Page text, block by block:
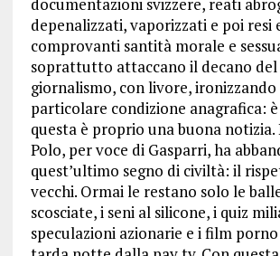
depenalizzati, vaporizzati e poi resi
comprovanti santità morale e
soprattutto attaccano il decano
giornalismo, con livore, ironizzando
particolare condizione anagrafica: è
questa è proprio una buona notizia.
Polo, per voce di Gasparri, ha
quest’ultimo segno di civiltà: il
vecchi. Ormai le restano solo le
scosciate, i seni al silicone, i quiz
speculazioni azionarie e i film